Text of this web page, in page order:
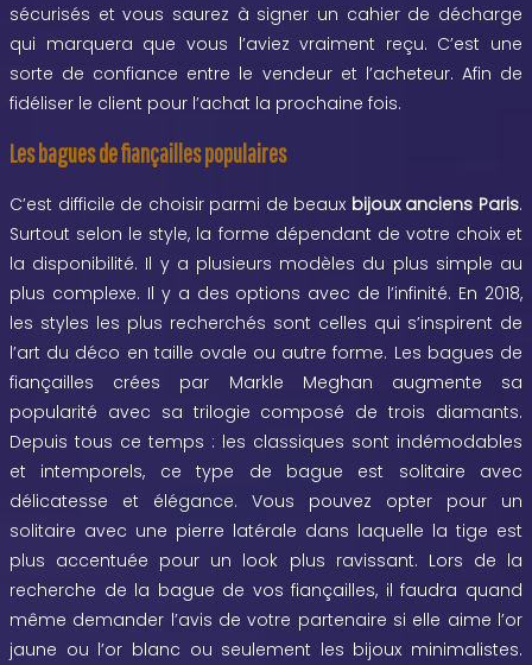
sécurisés et vous saurez à signer un cahier de décharge
qui marquera que vous l’aviez vraiment reçu. C’est une
sorte de confiance entre le vendeur et l’acheteur. Afin de
fidéliser le client pour l’achat la prochaine fois.
Les bagues de fiançailles populaires
C’est difficile de choisir parmi de beaux bijoux anciens Paris.
Surtout selon le style, la forme dépendant de votre choix et
la disponibilité. Il y a plusieurs modèles du plus simple au
plus complexe. Il y a des options avec de l’infinité. En 2018,
les styles les plus recherchés sont celles qui s’inspirent de
l’art du déco en taille ovale ou autre forme. Les bagues de
fiançailles crées par Markle Meghan augmente sa
popularité avec sa trilogie composé de trois diamants.
Depuis tous ce temps : les classiques sont indémodables
et intemporels, ce type de bague est solitaire avec
délicatesse et élégance. Vous pouvez opter pour un
solitaire avec une pierre latérale dans laquelle la tige est
plus accentuée pour un look plus ravissant. Lors de la
recherche de la bague de vos fiançailles, il faudra quand
même demander l’avis de votre partenaire si elle aime l’or
jaune ou l’or blanc ou seulement les bijoux minimalistes.